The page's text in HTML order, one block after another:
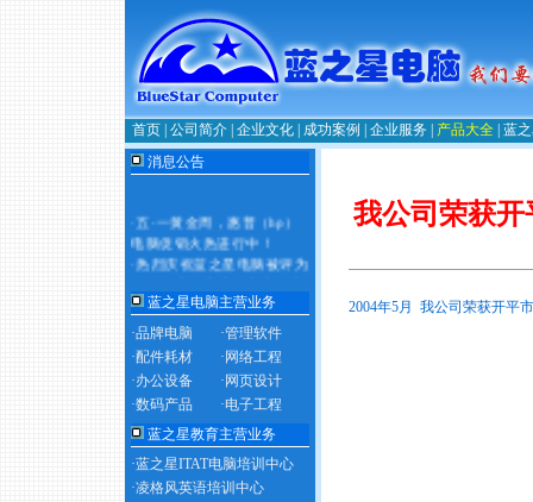
首页 公司简介 企业文化 成功案例 企业服务 产品大全 蓝
消息公告
五·一黄金周，惠普（hp）
电脑促销火热进行中！
·热烈庆祝蓝之星电脑被评为
商！蓝之星电脑主营业务
·品牌电脑
·管理软件
·配件耗材
·网络工程
·办公设备
·网页设计
·数码产品
·电子工程
蓝之星教育主营业务
·蓝之星ITAT电脑培训中心
·凌格风英语培训中心
我公司荣获开
2004年5月 我公司荣获开平